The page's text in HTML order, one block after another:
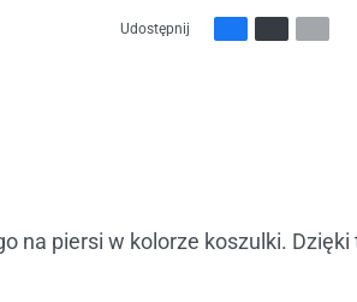
Udostępnij
na piersi w kolorze koszulki.